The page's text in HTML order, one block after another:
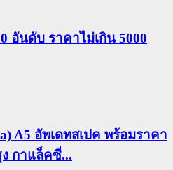
อันดับ ราคาไม่เกิน 5000
A5 อัพเดทสเปค พร้อมราคา
กาแล็คซี่...